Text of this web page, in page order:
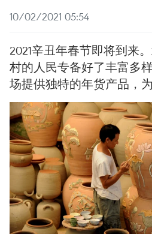
10/02/2021 05:54
2021辛丑年春节即将到来
村的人民专备好了丰富多
场提供独特的年货产品，